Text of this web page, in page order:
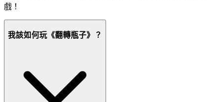
戲！
我該如何玩《翻轉瓶子》？